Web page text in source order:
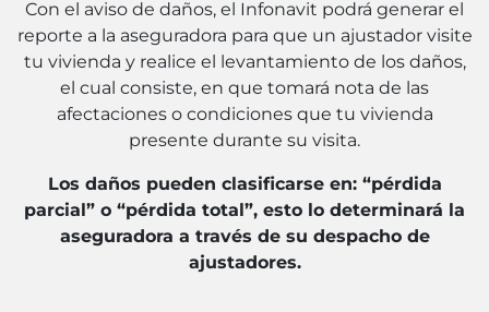
Con el aviso de daños, el Infonavit podrá generar el
reporte a la aseguradora para que un ajustador visite
tu vivienda y realice el levantamiento de los daños,
el cual consiste, en que tomará nota de las
afectaciones o condiciones que tu vivienda
presente durante su visita.
Los daños pueden clasificarse en: “pérdida
parcial” o “pérdida total”, esto lo determinará la
aseguradora a través de su despacho de
ajustadores.